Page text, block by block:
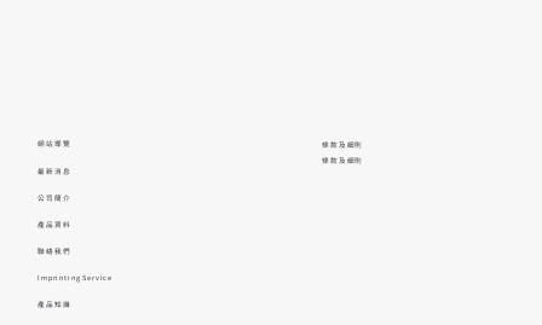
網站導覽
最新消息
公司簡介
產品資料
Imprinting Service
產品知識
聯絡我們
條款及細則
條款及細則